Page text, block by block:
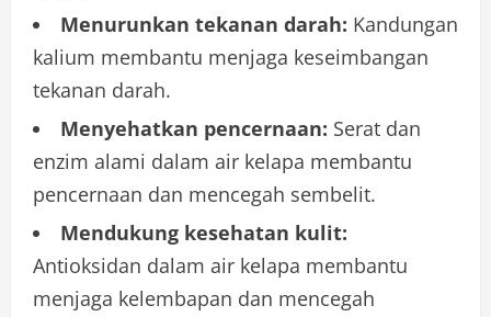
Menurunkan tekanan darah: Kandungan
kalium membantu menjaga keseimbangan
tekanan darah.
Menyehatkan pencernaan: Serat dan
enzim alami dalam air kelapa membantu
pencernaan dan mencegah sembelit.
Mendukung kesehatan kulit:
Antioksidan dalam air kelapa membantu
menjaga kelembapan dan mencegah